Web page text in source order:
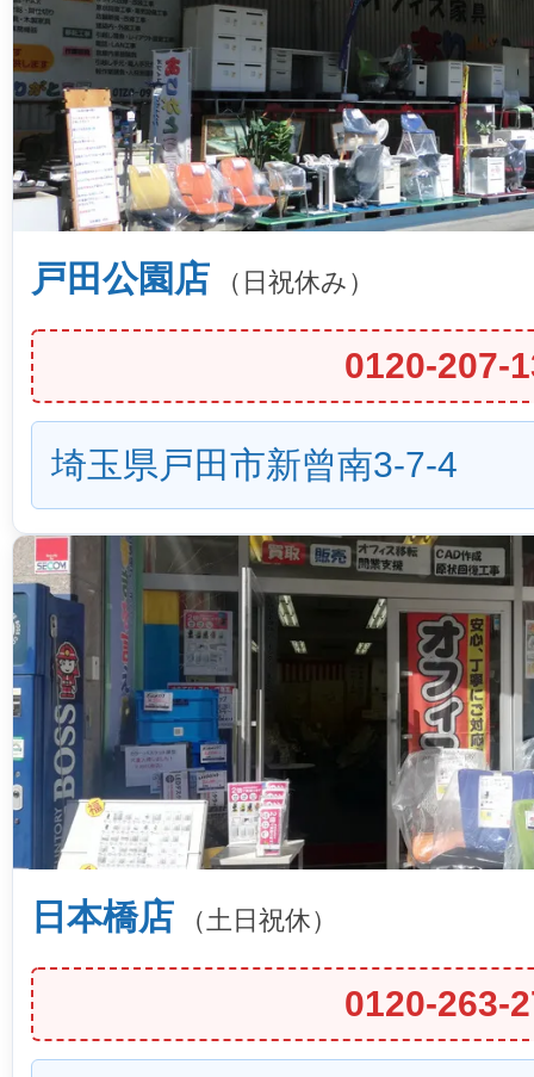
戸田公園店 （日祝休み）
0120-207-
埼玉県戸田市新曾南3-7-4
日本橋店 （土日祝休）
0120-263-